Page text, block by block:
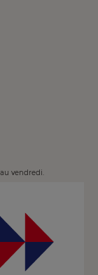
vendredi.